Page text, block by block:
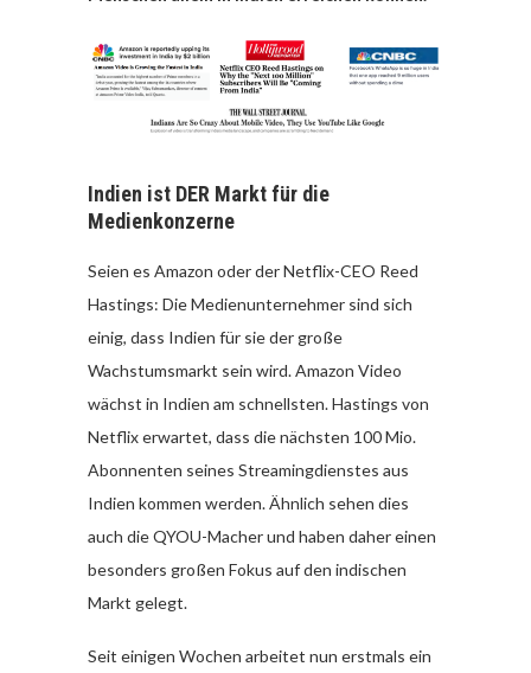
Indien ist DER Markt für die
Medienkonzerne
Seien es Amazon oder der Netflix-CEO Reed
Hastings: Die Medienunternehmer sind sich
einig, dass Indien für sie der große
Wachstumsmarkt sein wird. Amazon Video
wächst in Indien am schnellsten. Hastings von
Netflix erwartet, dass die nächsten 100 Mio.
Abonnenten seines Streamingdienstes aus
Indien kommen werden. Ähnlich sehen dies
auch die QYOU-Macher und haben daher einen
besonders großen Fokus auf den indischen
Markt gelegt.
Seit einigen Wochen arbeitet nun erstmals ein